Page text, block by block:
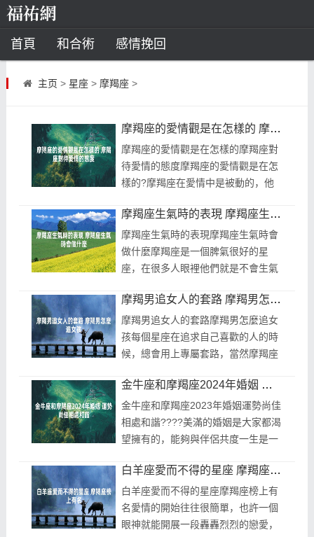
首頁 和合術 感情挽回
道教法事
招財方法 化煞法事
星座
白羊座 水瓶座 摩羯座 射手座
算命
八字命理 八字合婚 運勢測算
主页 > 星座> 摩羯座>
摩羯座的愛情觀是在怎樣的 摩羯座對待愛情的態度
摩羯座的愛情觀是在怎樣的摩羯座對
待愛情的態度摩羯座的愛情觀是在怎
樣的?摩羯座在愛情中是被動的，他
主動，不過想要知道摩羯座對待愛情
的態...
摩羯座生氣時的表現 摩羯座生氣時會做什麼
摩羯座生氣時的表現摩羯座生氣時會
做什麼摩羯座是一個脾氣很好的星
座，在很多人眼裡他們就是不會生氣
就能看到摩羯座生氣時的表現了，摩
羯座...
摩羯男追女人的套路 摩羯男怎麼追女孩
摩羯男追女人的套路摩羯男怎麼追女
孩每個星座在追求自己喜歡的人的時
候，總會用上專屬套路，當然摩羯座
話，但內心卻是有一套一套的，想必
很多...
金牛座和摩羯座2024年婚姻 運勢尚佳相處和諧
金牛座和摩羯座2023年婚姻運勢尚佳
相處和諧????美滿的婚姻是大家都渴
望擁有的，能夠與伴侶共度一生是一
人都那麼幸運，現實生活中，離婚的
人還是...
白羊座愛而不得的星座 摩羯座榜上有名
白羊座愛而不得的星座摩羯座榜上有
名愛情的開始往往很簡單，也許一個
眼神就能開展一段轟轟烈烈的戀愛，